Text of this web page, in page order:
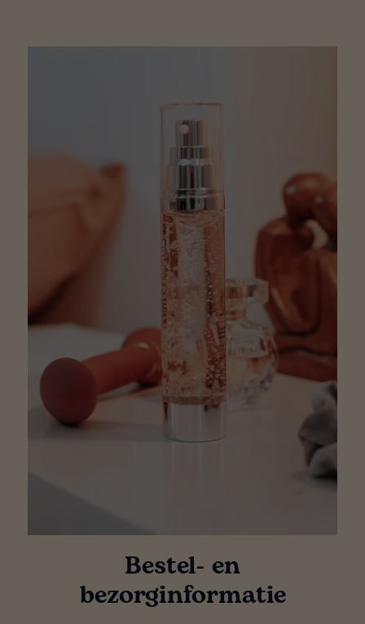
Bestel- en
bezorginformatie